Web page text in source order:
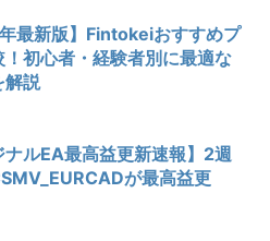
最新版】Fintokeiおすすめプ
！初心者・経験者別に最適な
解説
ナルEA最高益更新速報】2週
が最高益更